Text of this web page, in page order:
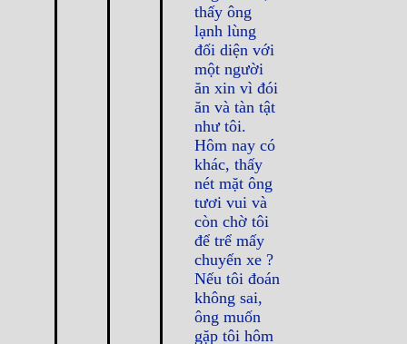
thấy ông
lạnh lùng
đối diện với
một người
ăn xin vì đói
ăn và tàn tật
như tôi.
Hôm nay có
khác, thấy
nét mặt ông
tươi vui và
còn chờ tôi
để trể mấy
chuyến xe ?
Nếu tôi đoán
không sai,
ông muốn
gặp tôi hôm